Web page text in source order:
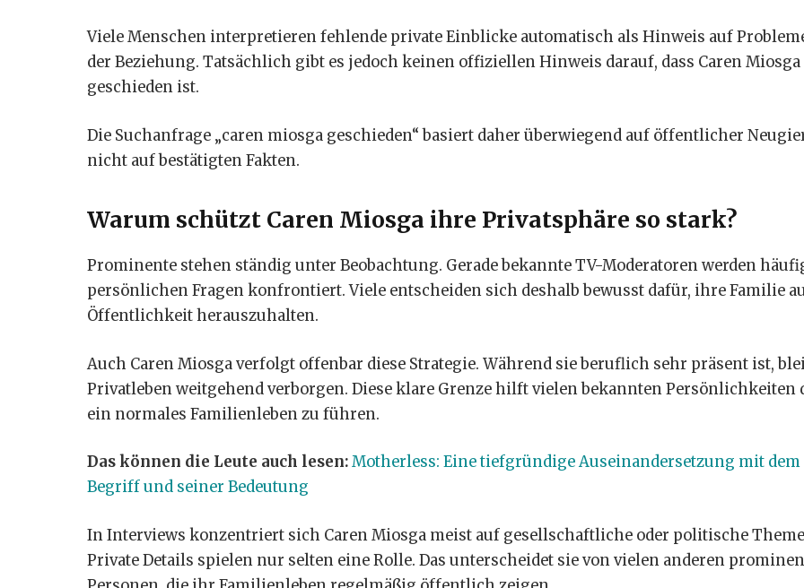
Viele Menschen interpretieren fehlende private Einblicke automatisch als Hinweis auf
der Beziehung. Tatsächlich gibt es jedoch keinen offiziellen Hinweis darauf, dass Caren Miosga
geschieden ist.
Die Suchanfrage „caren miosga geschieden“ basiert daher überwiegend auf öffentlicher
nicht auf bestätigten Fakten.
Warum schützt Caren Miosga ihre Privatsphäre so stark?
Prominente stehen ständig unter Beobachtung. Gerade bekannte TV-Moderatoren werden
persönlichen Fragen konfrontiert. Viele entscheiden sich deshalb bewusst dafür, ihre Familie
Öffentlichkeit herauszuhalten.
Auch Caren Miosga verfolgt offenbar diese Strategie. Während sie beruflich sehr präsent ist,
Privatleben weitgehend verborgen. Diese klare Grenze hilft vielen bekannten Persönlichkeiten
ein normales Familienleben zu führen.
Das können die Leute auch lesen:Motherless: Eine tiefgründige Auseinandersetzung mit dem
Begriff und seiner Bedeutung
In Interviews konzentriert sich Caren Miosga meist auf gesellschaftliche oder politische
Private Details spielen nur selten eine Rolle. Das unterscheidet sie von vielen anderen